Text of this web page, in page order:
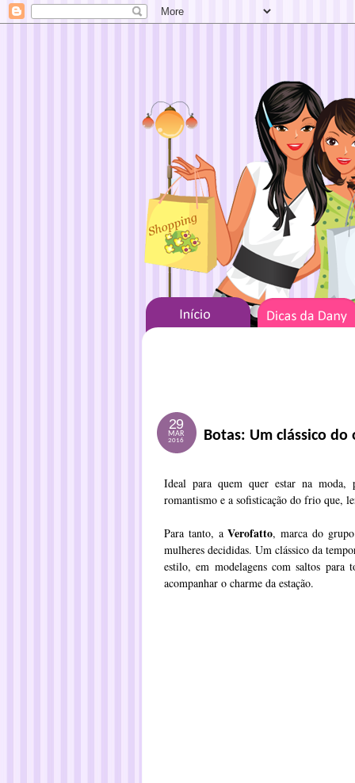
29
MAR
2016 Botas: Um clássico
Ideal para quem quer estar na moda,
romantismo e a sofisticação do frio que,
Para tanto, aVerofatto, marca do grupo
mulheres decididas. Um clássico da
estilo, em modelagens com saltos para
acompanhar o charme da estação.